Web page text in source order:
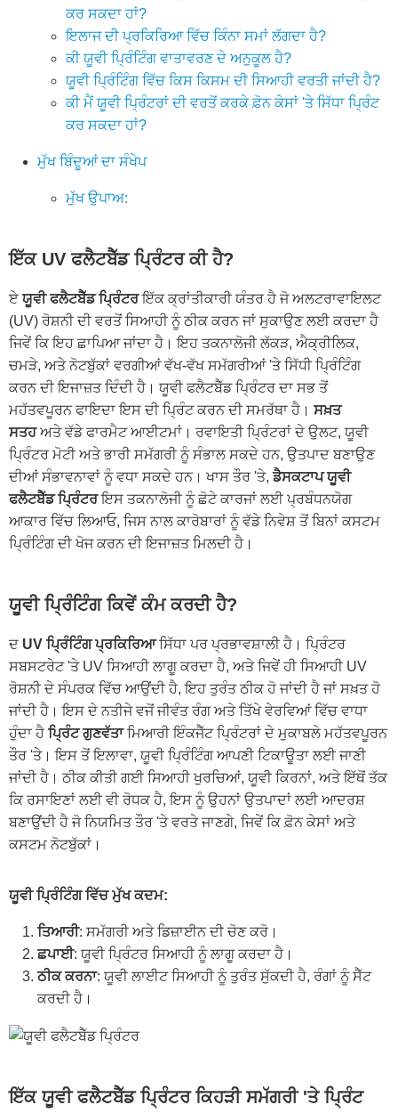
ਕਰ ਸਕਦਾ ਹਾਂ?
ਇਲਾਜ ਦੀ ਪ੍ਰਕਿਰਿਆ ਵਿੱਚ ਕਿੰਨਾ ਸਮਾਂ ਲੱਗਦਾ ਹੈ?
ਕੀ ਯੂਵੀ ਪ੍ਰਿੰਟਿੰਗ ਵਾਤਾਵਰਣ ਦੇ ਅਨੁਕੂਲ ਹੈ?
ਯੂਵੀ ਪ੍ਰਿੰਟਿੰਗ ਵਿੱਚ ਕਿਸ ਕਿਸਮ ਦੀ ਸਿਆਹੀ ਵਰਤੀ ਜਾਂਦੀ ਹੈ?
ਕੀ ਮੈਂ ਯੂਵੀ ਪ੍ਰਿੰਟਰਾਂ ਦੀ ਵਰਤੋਂ ਕਰਕੇ ਫ਼ੋਨ ਕੇਸਾਂ 'ਤੇ ਸਿੱਧਾ ਪ੍ਰਿੰਟ
ਕਰ ਸਕਦਾ ਹਾਂ?
ਮੁੱਖ ਬਿੰਦੂਆਂ ਦਾ ਸੰਖੇਪ
ਮੁੱਖ ਉਪਾਅ:
ਇੱਕ UV ਫਲੈਟਬੈੱਡ ਪ੍ਰਿੰਟਰ ਕੀ ਹੈ?
ਏ ਯੂਵੀ ਫਲੈਟਬੈੱਡ ਪ੍ਰਿੰਟਰਇੱਕ ਕ੍ਰਾਂਤੀਕਾਰੀ ਯੰਤਰ ਹੈ ਜੋ ਅਲਟਰਾਵਾਇਲਟ
(UV) ਰੋਸ਼ਨੀ ਦੀ ਵਰਤੋਂ ਸਿਆਹੀ ਨੂੰ ਠੀਕ ਕਰਨ ਜਾਂ ਸੁਕਾਉਣ ਲਈ ਕਰਦਾ ਹੈ
ਜਿਵੇਂ ਕਿ ਇਹ ਛਾਪਿਆ ਜਾਂਦਾ ਹੈ। ਇਹ ਤਕਨਾਲੋਜੀ ਲੱਕੜ, ਐਕ੍ਰੀਲਿਕ,
ਚਮੜੇ, ਅਤੇ ਨੋਟਬੁੱਕਾਂ ਵਰਗੀਆਂ ਵੱਖ-ਵੱਖ ਸਮੱਗਰੀਆਂ 'ਤੇ ਸਿੱਧੀ ਪ੍ਰਿੰਟਿੰਗ
ਕਰਨ ਦੀ ਇਜਾਜ਼ਤ ਦਿੰਦੀ ਹੈ। ਯੂਵੀ ਫਲੈਟਬੈੱਡ ਪ੍ਰਿੰਟਰ ਦਾ ਸਭ ਤੋਂ
ਮਹੱਤਵਪੂਰਨ ਫਾਇਦਾ ਇਸ ਦੀ ਪ੍ਰਿੰਟ ਕਰਨ ਦੀ ਸਮਰੱਥਾ ਹੈ। ਸਖ਼ਤ
ਸਤਹਅਤੇ ਵੱਡੇ ਫਾਰਮੈਟ ਆਈਟਮਾਂ। ਰਵਾਇਤੀ ਪ੍ਰਿੰਟਰਾਂ ਦੇ ਉਲਟ, ਯੂਵੀ
ਪ੍ਰਿੰਟਰ ਮੋਟੀ ਅਤੇ ਭਾਰੀ ਸਮੱਗਰੀ ਨੂੰ ਸੰਭਾਲ ਸਕਦੇ ਹਨ, ਉਤਪਾਦ ਬਣਾਉਣ
ਦੀਆਂ ਸੰਭਾਵਨਾਵਾਂ ਨੂੰ ਵਧਾ ਸਕਦੇ ਹਨ। ਖਾਸ ਤੌਰ 'ਤੇ,ਡੈਸਕਟਾਪ ਯੂਵੀ
ਫਲੈਟਬੈੱਡ ਪ੍ਰਿੰਟਰਇਸ ਤਕਨਾਲੋਜੀ ਨੂੰ ਛੋਟੇ ਕਾਰਜਾਂ ਲਈ ਪ੍ਰਬੰਧਨਯੋਗ
ਆਕਾਰ ਵਿੱਚ ਲਿਆਓ, ਜਿਸ ਨਾਲ ਕਾਰੋਬਾਰਾਂ ਨੂੰ ਵੱਡੇ ਨਿਵੇਸ਼ ਤੋਂ ਬਿਨਾਂ ਕਸਟਮ
ਪ੍ਰਿੰਟਿੰਗ ਦੀ ਖੋਜ ਕਰਨ ਦੀ ਇਜਾਜ਼ਤ ਮਿਲਦੀ ਹੈ।
ਯੂਵੀ ਪ੍ਰਿੰਟਿੰਗ ਕਿਵੇਂ ਕੰਮ ਕਰਦੀ ਹੈ?
ਦ UV ਪ੍ਰਿੰਟਿੰਗ ਪ੍ਰਕਿਰਿਆਸਿੱਧਾ ਪਰ ਪ੍ਰਭਾਵਸ਼ਾਲੀ ਹੈ। ਪ੍ਰਿੰਟਰ
ਸਬਸਟਰੇਟ 'ਤੇ UV ਸਿਆਹੀ ਲਾਗੂ ਕਰਦਾ ਹੈ, ਅਤੇ ਜਿਵੇਂ ਹੀ ਸਿਆਹੀ UV
ਰੋਸ਼ਨੀ ਦੇ ਸੰਪਰਕ ਵਿੱਚ ਆਉਂਦੀ ਹੈ, ਇਹ ਤੁਰੰਤ ਠੀਕ ਹੋ ਜਾਂਦੀ ਹੈ ਜਾਂ ਸਖ਼ਤ ਹੋ
ਜਾਂਦੀ ਹੈ। ਇਸ ਦੇ ਨਤੀਜੇ ਵਜੋਂ ਜੀਵੰਤ ਰੰਗ ਅਤੇ ਤਿੱਖੇ ਵੇਰਵਿਆਂ ਵਿੱਚ ਵਾਧਾ
ਹੁੰਦਾ ਹੈ ਪ੍ਰਿੰਟ ਗੁਣਵੱਤਾਮਿਆਰੀ ਇੰਕਜੈੱਟ ਪ੍ਰਿੰਟਰਾਂ ਦੇ ਮੁਕਾਬਲੇ ਮਹੱਤਵਪੂਰਨ
ਤੌਰ 'ਤੇ। ਇਸ ਤੋਂ ਇਲਾਵਾ, ਯੂਵੀ ਪ੍ਰਿੰਟਿੰਗ ਆਪਣੀ ਟਿਕਾਊਤਾ ਲਈ ਜਾਣੀ
ਜਾਂਦੀ ਹੈ। ਠੀਕ ਕੀਤੀ ਗਈ ਸਿਆਹੀ ਖੁਰਚਿਆਂ, ਯੂਵੀ ਕਿਰਨਾਂ, ਅਤੇ ਇੱਥੋਂ ਤੱਕ
ਕਿ ਰਸਾਇਣਾਂ ਲਈ ਵੀ ਰੋਧਕ ਹੈ, ਇਸ ਨੂੰ ਉਹਨਾਂ ਉਤਪਾਦਾਂ ਲਈ ਆਦਰਸ਼
ਬਣਾਉਂਦੀ ਹੈ ਜੋ ਨਿਯਮਿਤ ਤੌਰ 'ਤੇ ਵਰਤੇ ਜਾਣਗੇ, ਜਿਵੇਂ ਕਿ ਫ਼ੋਨ ਕੇਸਾਂ ਅਤੇ
ਕਸਟਮ ਨੋਟਬੁੱਕਾਂ।
ਯੂਵੀ ਪ੍ਰਿੰਟਿੰਗ ਵਿੱਚ ਮੁੱਖ ਕਦਮ:
ਤਿਆਰੀ: ਸਮੱਗਰੀ ਅਤੇ ਡਿਜ਼ਾਈਨ ਦੀ ਚੋਣ ਕਰੋ।
ਛਪਾਈ: ਯੂਵੀ ਪ੍ਰਿੰਟਰ ਸਿਆਹੀ ਨੂੰ ਲਾਗੂ ਕਰਦਾ ਹੈ।
ਠੀਕ ਕਰਨਾ: ਯੂਵੀ ਲਾਈਟ ਸਿਆਹੀ ਨੂੰ ਤੁਰੰਤ ਸੁੱਕਦੀ ਹੈ, ਰੰਗਾਂ ਨੂੰ ਸੈੱਟ
ਕਰਦੀ ਹੈ।
ਇੱਕ ਯੂਵੀ ਫਲੈਟਬੈੱਡ ਪ੍ਰਿੰਟਰ ਕਿਹੜੀ ਸਮੱਗਰੀ 'ਤੇ ਪ੍ਰਿੰਟ